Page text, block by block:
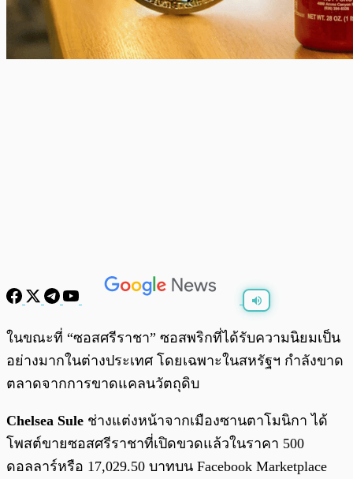
พร้อมเล่น /
ในขณะที่ “ซอสศรีราชา” ซอสพริกที่ได้รับความนิยมเป็น
อย่างมากในต่างประเทศ โดยเฉพาะในสหรัฐฯ กำลังขาด
ตลาดจากการขาดแคลนวัตถุดิบ
Chelsea Sule ช่างแต่งหน้าจากเมืองซานตาโมนิกา ได้
โพสต์ขายซอสศรีราชาที่เปิดขวดแล้วในราคา 500
ดอลลาร์หรือ 17,029.50 บาทบน Facebook Marketplace